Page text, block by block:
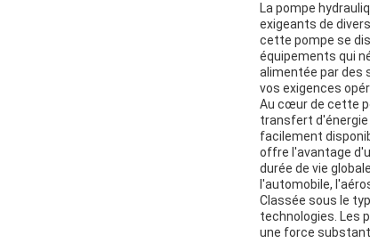
La pompe
exigeants de
cette pompe se
équipements qui
alimentée par des
vos exigences
Au cœur de cette
transfert d'énergie
facilement
offre l'avantage
durée de vie
l'automobile,
Classée sous le
technologies. Les
une force